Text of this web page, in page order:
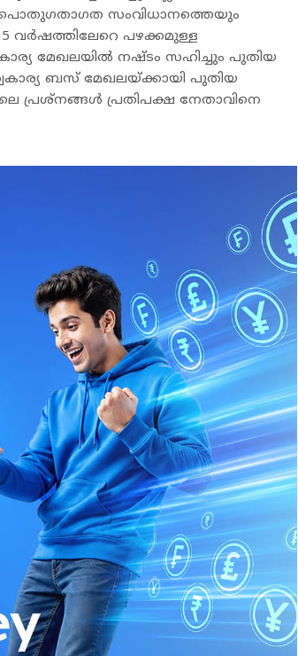
പൊതുഗതാഗത സംവിധാനത്തെയും
വർഷത്തിലേറെ പഴക്കമുള്ള
മേഖലയിൽ നഷ്ടം സഹിച്ചും പുതിയ
ബസ് മേഖലയ്ക്കായി പുതിയ
പ്രശ്നങ്ങൾ പ്രതിപക്ഷ നേതാവിനെ